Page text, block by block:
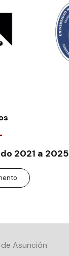
2021 a 2025
Asunción